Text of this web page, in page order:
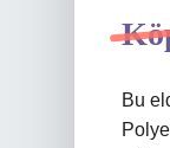
Bu